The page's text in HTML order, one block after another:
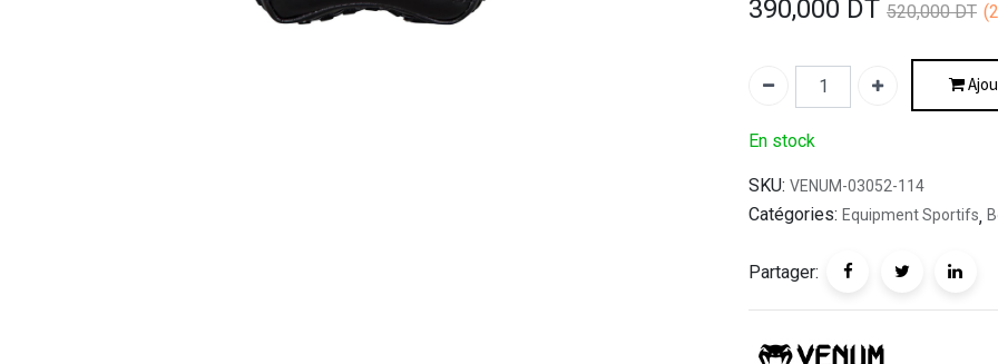
390,000 DT 520,000DT
En stock
SKU: VENUM-03052-114
Catégories: Equipment Sportifs,
Partager: